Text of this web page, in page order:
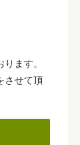
ます。
させて頂